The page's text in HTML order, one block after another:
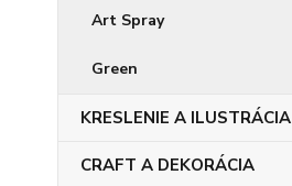
Art Spray
Green
KRESLENIE A ILUSTRÁCIA
CRAFT A DEKORÁCIA